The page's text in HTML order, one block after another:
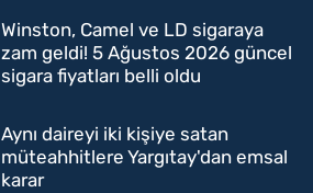
Winston, Camel ve LD sigaraya
zam geldi! 5 Ağustos 2026 güncel
sigara fiyatları belli oldu
Aynı daireyi iki kişiye satan
müteahhitlere Yargıtay'dan emsal
karar